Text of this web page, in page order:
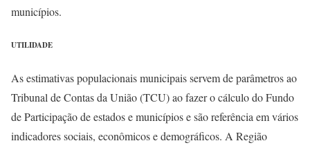
municípios.
UTILIDADE
As estimativas populacionais municipais servem de parâmetros ao
Tribunal de Contas da União (TCU) ao fazer o cálculo do Fundo
de Participação de estados e municípios e são referência em vários
indicadores sociais, econômicos e demográficos. A Região